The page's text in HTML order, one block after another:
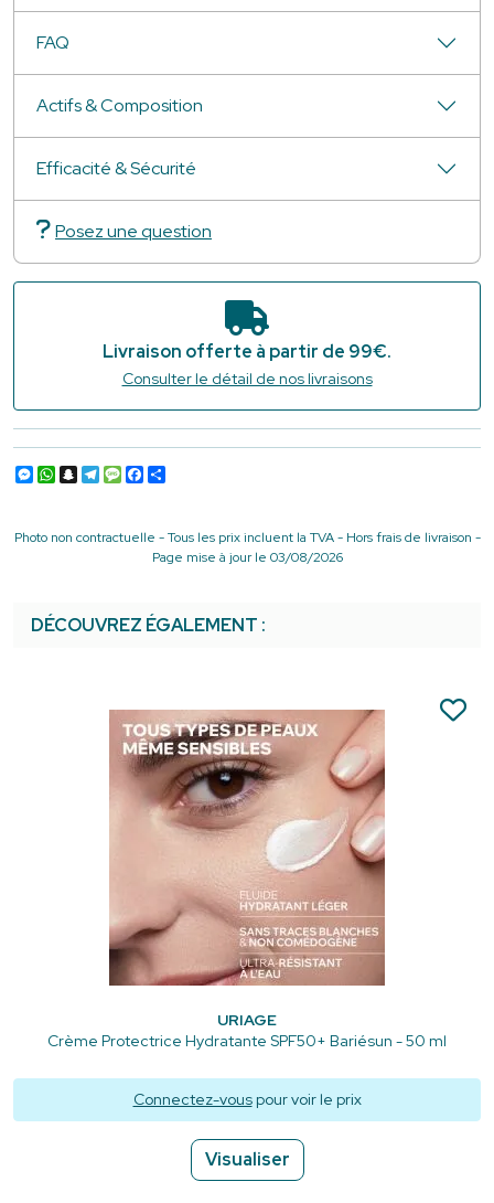
FAQ
Actifs & Composition
Efficacité & Sécurité
Posez une question
Livraison offerte à partir de 99€.
Consulter le détail de nos livraisons
Messenger
WhatsApp
Snapchat
Telegram
Message
Facebook
Photo non contractuelle - Tous les prix incluent la TVA - Hors frais de livraison -
Page mise à jour le 03/08/2026
DÉCOUVREZ ÉGALEMENT :
URIAGE
Crème Protectrice Hydratante SPF50+ Bariésun - 50 ml
Connectez-vouspour voir le prix
Visualiser